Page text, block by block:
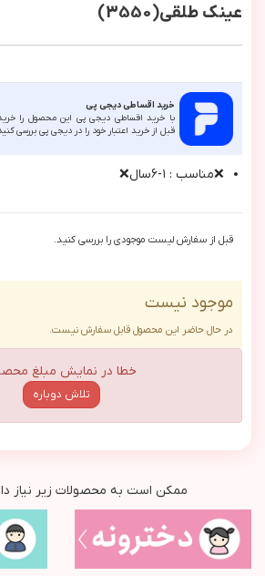
عینک طلقی(3550)
خرید اقساطی دیجی پی
با خرید اقساطی دیجی پی این محصول را
قبل از خرید اعتبار خود را در دیجی پی بررسی
❌مناسب : ١-٦سال❌
قبل از سفارش لیست موجودی را بررسی کنید.
موجود نیست
در حال حاضر این محصول قابل سفارش نیست.
خطا در نمایش مبلغ
تلاش دوباره
ممکن است به محصولات زیر نیاز